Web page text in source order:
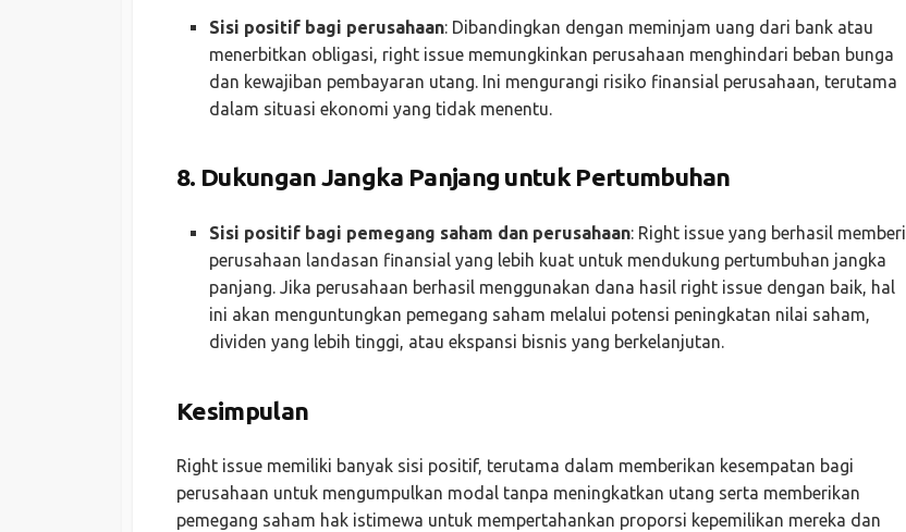
Sisi positif bagi perusahaan: Dibandingkan dengan meminjam uang dari bank atau
menerbitkan obligasi, right issue memungkinkan perusahaan menghindari beban bunga
dan kewajiban pembayaran utang. Ini mengurangi risiko finansial perusahaan, terutama
dalam situasi ekonomi yang tidak menentu.
8. Dukungan Jangka Panjang untuk Pertumbuhan
Sisi positif bagi pemegang saham dan perusahaan: Right issue yang berhasil memberi
perusahaan landasan finansial yang lebih kuat untuk mendukung pertumbuhan jangka
panjang. Jika perusahaan berhasil menggunakan dana hasil right issue dengan baik, hal
ini akan menguntungkan pemegang saham melalui potensi peningkatan nilai saham,
dividen yang lebih tinggi, atau ekspansi bisnis yang berkelanjutan.
Kesimpulan
Right issue memiliki banyak sisi positif, terutama dalam memberikan kesempatan bagi
perusahaan untuk mengumpulkan modal tanpa meningkatkan utang serta memberikan
pemegang saham hak istimewa untuk mempertahankan proporsi kepemilikan mereka dan